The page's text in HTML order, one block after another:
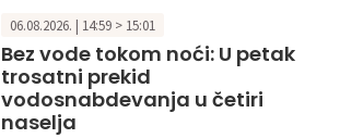
06.08.2026. | 14:59 > 15:01
Bez vode tokom noći: U petak
trosatni prekid
vodosnabdevanja u četiri
naselja